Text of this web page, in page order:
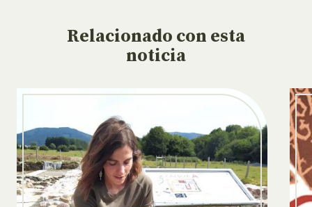
Relacionado con esta
noticia